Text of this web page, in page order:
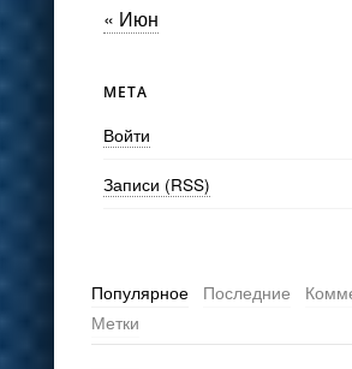
« Июн
МЕТА
Войти
Записи (RSS)
Популярное Последние
Метки